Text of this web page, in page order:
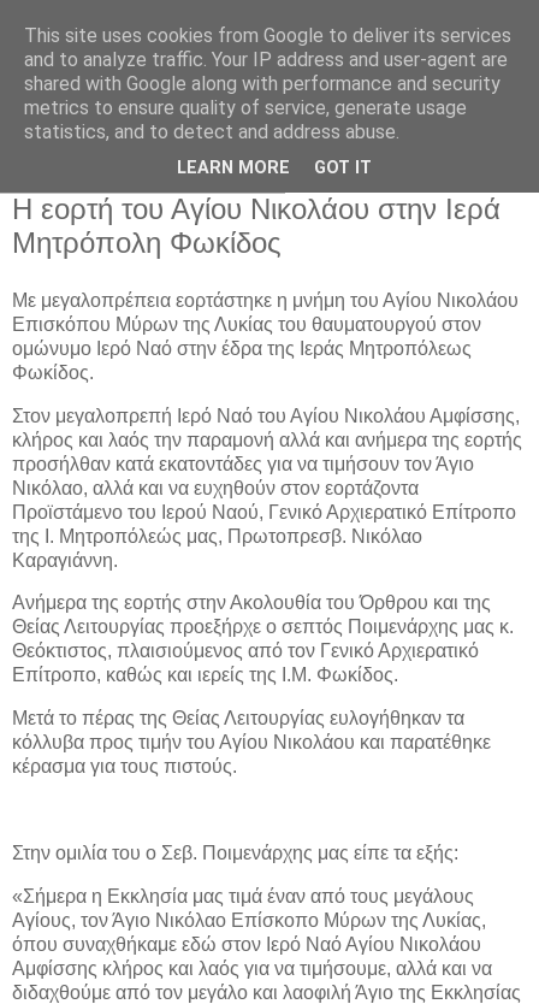
Αρχική Σελίδα
Η εορτή του Αγίου Νικολάου στην Ιερά
Μητρόπολη Φωκίδος
Με μεγαλοπρέπεια εορτάστηκε η μνήμη του Αγίου Νικολάου
Επισκόπου Μύρων της Λυκίας του θαυματουργού στον
ομώνυμο Ιερό Ναό στην έδρα της Ιεράς Μητροπόλεως
Φωκίδος.
Στον μεγαλοπρεπή Ιερό Ναό του Αγίου Νικολάου Αμφίσσης,
κλήρος και λαός την παραμονή αλλά και ανήμερα της εορτής
προσήλθαν κατά εκατοντάδες για να τιμήσουν τον Άγιο
Νικόλαο, αλλά και να ευχηθούν στον εορτάζοντα
Προϊστάμενο του Ιερού Ναού, Γενικό Αρχιερατικό Επίτροπο
της Ι. Μητροπόλεώς μας, Πρωτοπρεσβ. Νικόλαο
Καραγιάννη.
Ανήμερα της εορτής στην Ακολουθία του Όρθρου και της
Θείας Λειτουργίας προεξήρχε ο σεπτός Ποιμενάρχης μας κ.
Θεόκτιστος, πλαισιούμενος από τον Γενικό Αρχιερατικό
Επίτροπο, καθώς και ιερείς της Ι.Μ. Φωκίδος.
Μετά το πέρας της Θείας Λειτουργίας ευλογήθηκαν τα
κόλλυβα προς τιμήν του Αγίου Νικολάου και παρατέθηκε
κέρασμα για τους πιστούς.
Στην ομιλία του ο Σεβ. Ποιμενάρχης μας είπε τα εξής:
«Σήμερα η Εκκλησία μας τιμά έναν από τους μεγάλους
Αγίους, τον Άγιο Νικόλαο Επίσκοπο Μύρων της Λυκίας,
όπου συναχθήκαμε εδώ στον Ιερό Ναό Αγίου Νικολάου
Αμφίσσης κλήρος και λαός για να τιμήσουμε, αλλά και να
διδαχθούμε από τον μεγάλο και λαοφιλή Άγιο της Εκκλησίας
This site uses cookies from Google to deliver its services
and to analyze traffic. Your IP address and user-agent are
shared with Google along with performance and security
metrics to ensure quality of service, generate usage
statistics, and to detect and address abuse.
LEARN MORE GOT IT